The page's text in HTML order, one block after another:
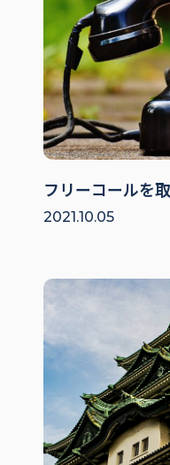
フリーコールを
2021.10.05